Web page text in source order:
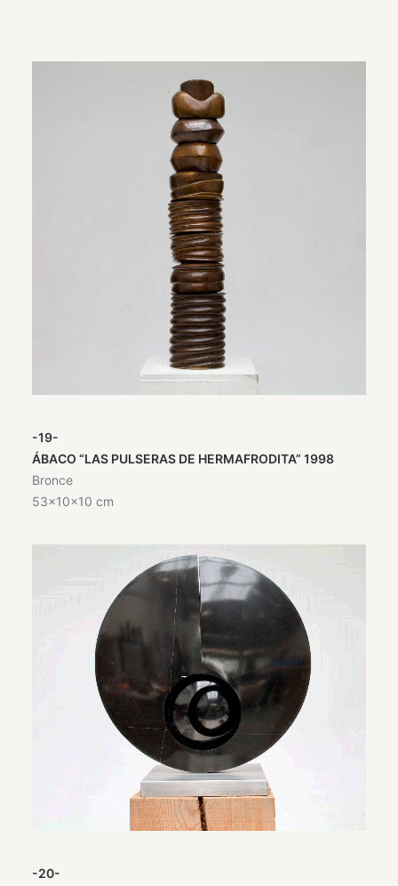
-19-
ÁBACO “LAS PULSERAS DE HERMAFRODITA” 1998
Bronce
53x10x10 cm
-20-